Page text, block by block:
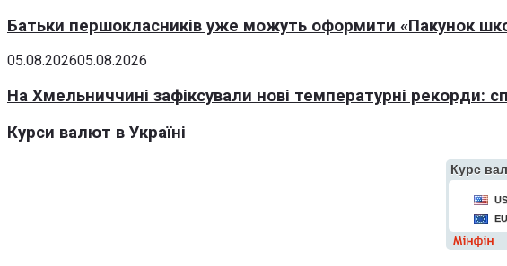
Батьки першокласників уже можуть оформити «Пакунок
05.08.202605.08.2026
На Хмельниччині зафіксували нові температурні рекорди:
Курси валют в Україні